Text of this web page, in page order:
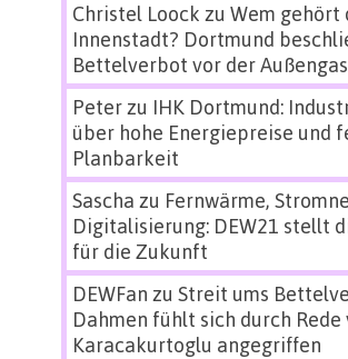
Christel Loock zu Wem gehört
Innenstadt? Dortmund
Bettelverbot vor der
Peterzu IHK Dortmund:
über hohe Energiepreise und
Planbarkeit
Sascha zu Fernwärme,
Digitalisierung: DEW21 stellt
für die Zukunft
DEWFan zu Streit ums
Dahmen fühlt sich durch Rede
Karacakurtoglu angegriffen